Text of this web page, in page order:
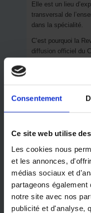
Consentement
Ce site web utilise
Les cookies nous
et les annonces,
médias sociaux et
partageons
notre site avec nos
publicité et d'analyse,
Elle est un lieu
transversal de
dans la spécialité.
C’est pourquoi la
diffusion officiel du
La Société
Du Collège
Du Syndicat
De la
Médecins
EHPAD